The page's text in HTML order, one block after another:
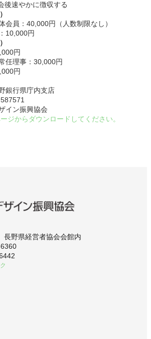
速やかに徴収する
会員：40,000円（人数制限なし）
10,000円
円
任理事：30,000円
円
銀行県庁内支店
イン振興協会
ジからダウンロードしてください。
野県経営者協会会館内